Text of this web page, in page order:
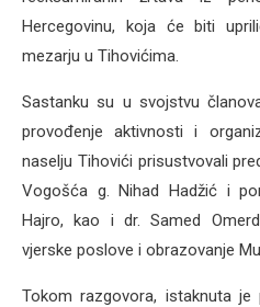
Hercegovinu, koja će biti
mezarju u Tihovićima.
Sastanku su u svojstvu
provođenje aktivnosti i
naselju Tihovići prisustvovali
Vogošća g. Nihad Hadžić i
Hajro, kao i dr. Samed
vjerske poslove i obrazovanje
Tokom razgovora, istaknuta